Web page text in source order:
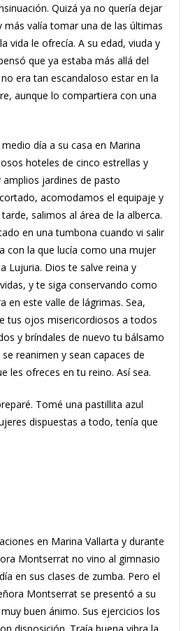
Quizá ya no quería dejar
más valía tomar una de las últimas
vida le ofrecía. A su edad, viuda y
que ya estaba más allá del
era tan escandaloso estar en la
aunque lo compartiera con una
día a su casa en Marina
hoteles de cinco estrellas y
amplios jardines de pasto
acomodamos el equipaje y
salimos al área de la alberca.
en una tumbona cuando vi salir
con la que lucía como una mujer
Lujuria. Dios te salve reina y
y te siga conservando como
en este valle de lágrimas. Sea,
tus ojos misericordiosos a todos
y bríndales de nuevo tu bálsamo
reanimen y sean capaces de
les ofreces en tu reino. Así sea.
Tomé una pastillita azul
dispuestas a todo, tenía que
en Marina Vallarta y durante
Montserrat no vino al gimnasio
en sus clases de zumba. Pero el
Montserrat se presentó a su
buen ánimo. Sus ejercicios los
disposición. Traía buena vibra la